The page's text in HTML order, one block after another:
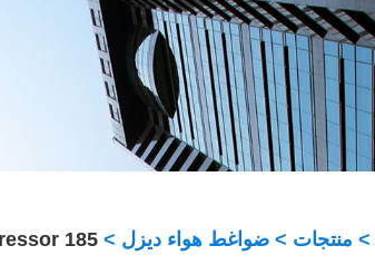
> منتجات >ضواغط هواء ديزل >
185 cfm Diesel Air Compressor